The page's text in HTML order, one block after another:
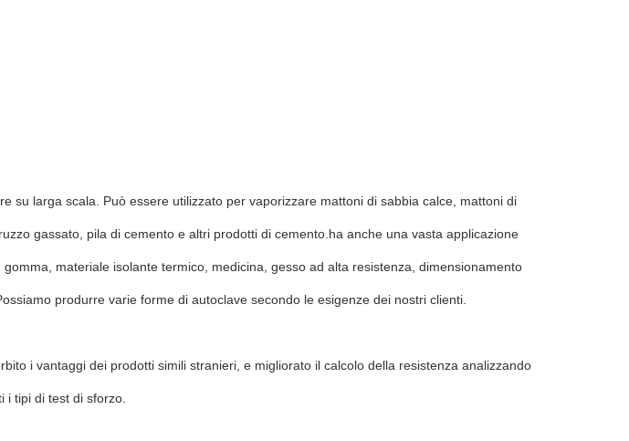
su larga scala. Può essere utilizzato per vaporizzare mattoni di sabbia calce, mattoni di
gassato, pila di cemento e altri prodotti di cemento.ha anche una vasta applicazione
materiale isolante termico, medicina, gesso ad alta resistenza, dimensionamento
produrre varie forme di autoclave secondo le esigenze dei nostri clienti.
i vantaggi dei prodotti simili stranieri, e migliorato il calcolo della resistenza analizzando
i tipi di test di sforzo.